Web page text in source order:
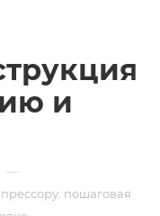
и
—
пошаговая